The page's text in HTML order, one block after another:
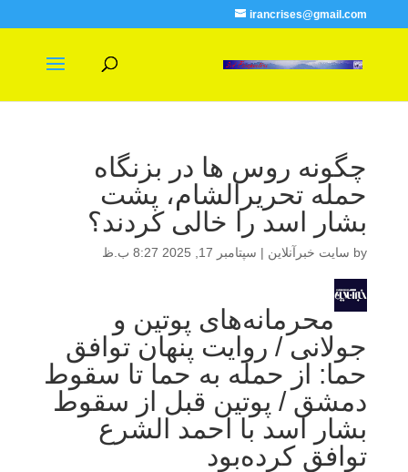
irancrises@gmail.com
چگونه روس ها در بزنگاه
حمله تحریرالشام، پشت
بشار اسد را خالی کردند؟
by سایت خبرآنلاین | سپتامبر 17, 2025 8:27 ب.ظ
محرمانه‌های پوتین و
جولانی / روایت پنهان توافق
حما: از حمله به حما تا سقوط
دمشق / پوتین قبل از سقوط
بشار اسد با احمد الشرع
توافق کرده‌بود